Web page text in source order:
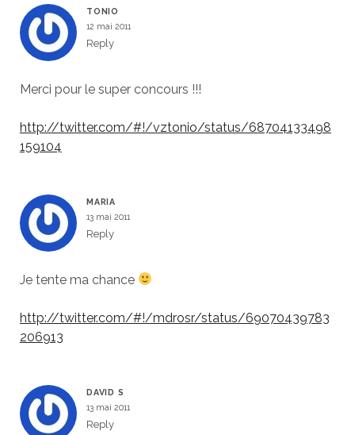
TONIO
12 mai 2011
Reply
Merci pour le super concours !!!
http://twitter.com/#!/vztonio/status/68704133498
159104
MARIA
13 mai 2011
Reply
Je tente ma chance
http://twitter.com/#!/mdrosr/status/69070439783
206913
DAVID S
13 mai 2011
Reply